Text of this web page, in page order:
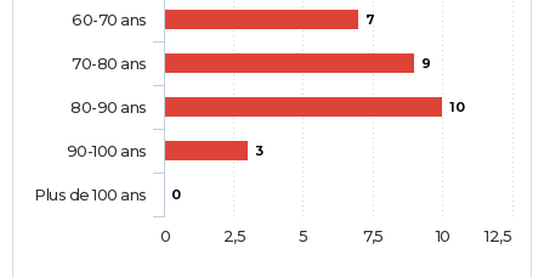
7
9
10
3
0
60-70 ans
70-80 ans
80-90 ans
90-100 ans
Plus de 100 ans
0 10
2,5 5 7,5 12,5